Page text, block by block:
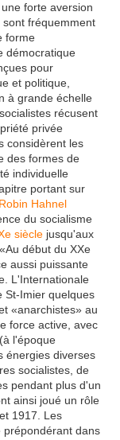
forte aversion
fréquemment
forme
démocratique
pour
et politique,
à grande échelle
récusent
privée
considèrent les
des formes de
individuelle
portant sur
Robin Hahnel
du socialisme
siècle jusqu'aux
début du XXe
aussi puissante
L'Internationale
St-Imier quelques
«anarchistes» au
force active, avec
l'époque
énergies diverses
socialistes, de
pendant plus d'un
ainsi joué un rôle
1917. Les
prépondérant dans